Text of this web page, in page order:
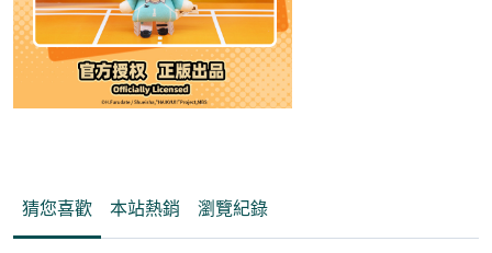
猜您喜歡 本站熱銷 瀏覽紀錄